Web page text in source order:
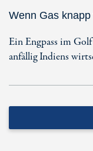
Wenn Gas knapp
Ein Engpass im
anfällig Indiens